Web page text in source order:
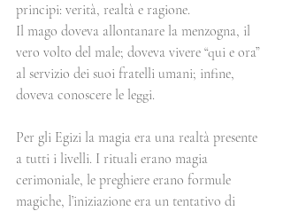
principi: verità, realtà e ragione.
Il mago doveva allontanare la menzogna, il
vero volto del male; doveva vivere “qui e ora”
al servizio dei suoi fratelli umani; infine,
doveva conoscere le leggi.
Per gli Egizi la magia era una realtà presente
a tutti i livelli. I rituali erano magia
cerimoniale, le preghiere erano formule
magiche, l’iniziazione era un tentativo di